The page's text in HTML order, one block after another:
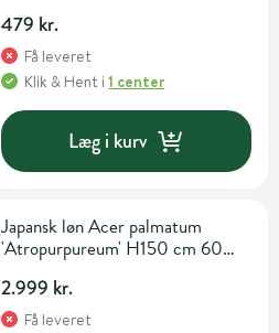
479 kr.
Få leveret
Klik & Hent i1 center
Læg i kurv
Japansk løn Acer palmatum
'Atropurpureum' H150 cm 60
2.999 kr.
Få leveret